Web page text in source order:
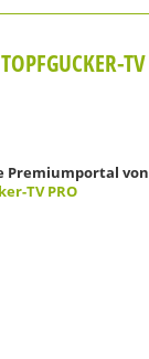
TOPFGUCKER-TV
Premiumportal von
TV PRO